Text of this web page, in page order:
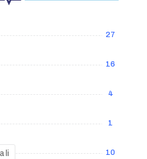
27
16
4
1
10